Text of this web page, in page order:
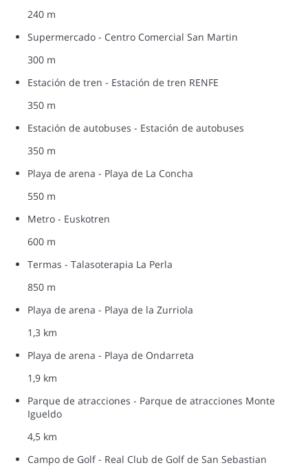
240 m
Supermercado - Centro Comercial San Martin
300 m
Estación de tren - Estación de tren RENFE
350 m
Estación de autobuses - Estación de autobuses
350 m
Playa de arena - Playa de La Concha
550 m
Metro - Euskotren
600 m
Termas - Talasoterapia La Perla
850 m
Playa de arena - Playa de la Zurriola
1,3 km
Playa de arena - Playa de Ondarreta
1,9 km
Parque de atracciones - Parque de atracciones Monte
Igueldo
4,5 km
Campo de Golf - Real Club de Golf de San Sebastian